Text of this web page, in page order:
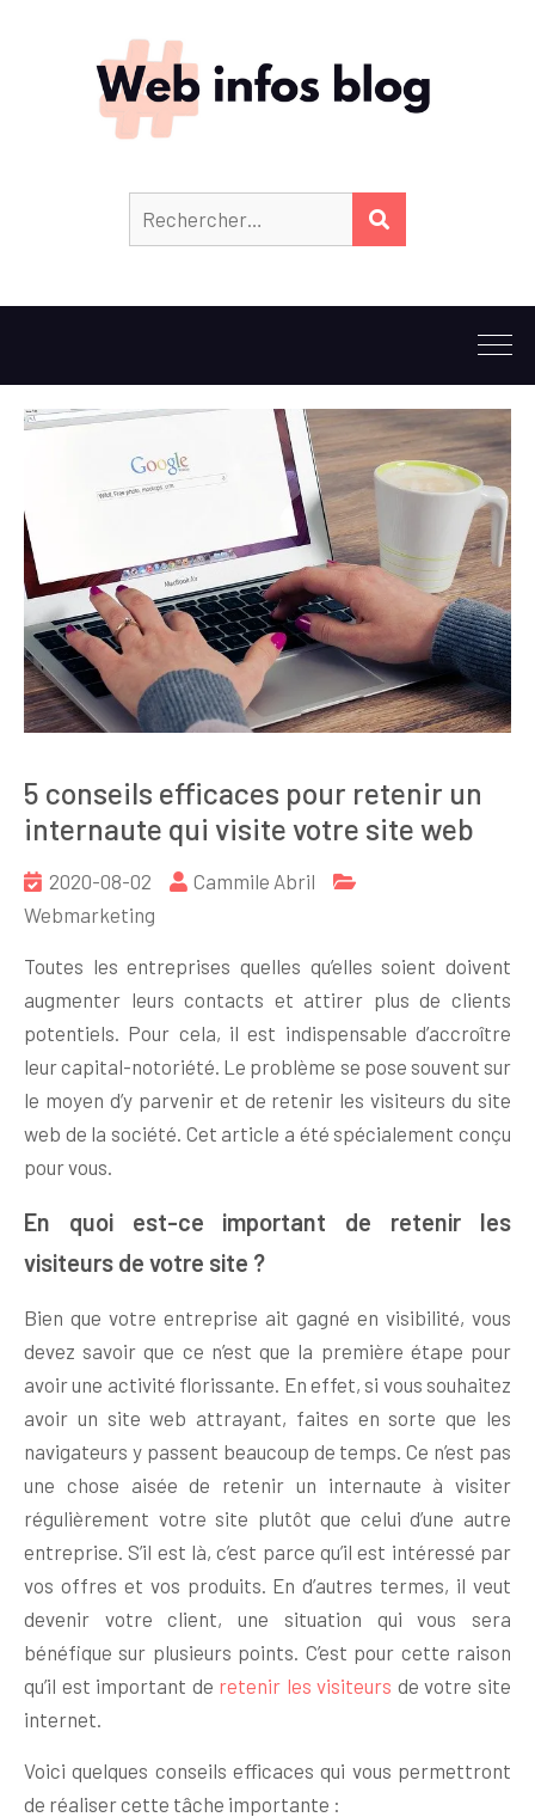
5 conseils efficaces pour retenir un
internaute qui visite votre site web
2020-08-02
Cammile Abril
Webmarketing
Toutes les entreprises quelles qu’elles soient doivent
augmenter leurs contacts et attirer plus de clients
potentiels. Pour cela, il est indispensable d’accroître
leur capital-notoriété. Le problème se pose souvent sur
le moyen d’y parvenir et de retenir les visiteurs du site
web de la société. Cet article a été spécialement conçu
pour vous.
En quoi est-ce important de retenir les
visiteurs de votre site ?
Bien que votre entreprise ait gagné en visibilité, vous
devez savoir que ce n’est que la première étape pour
avoir une activité florissante. En effet, si vous souhaitez
avoir un site web attrayant, faites en sorte que les
navigateurs y passent beaucoup de temps. Ce n’est pas
une chose aisée de retenir un internaute à visiter
régulièrement votre site plutôt que celui d’une autre
entreprise. S’il est là, c’est parce qu’il est intéressé par
vos offres et vos produits. En d’autres termes, il veut
devenir votre client, une situation qui vous sera
bénéfique sur plusieurs points. C’est pour cette raison
qu’il est important de retenir les visiteurs de votre site
internet.
Voici quelques conseils efficaces qui vous permettront
de réaliser cette tâche importante :